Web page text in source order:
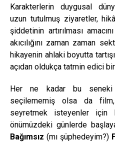
Karakterlerin duygusal
uzun tutulmuş ziyaretler,
şiddetinin artırılması
akıcılığını zaman zaman
hikayenin ahlaki boyutta
açıdan oldukça tatmin edici
Her ne kadar bu seneki
seçilememiş olsa da
seyretmek isteyenler için
önümüzdeki günlerde
Bağımsız (mı şüphedeyim?)